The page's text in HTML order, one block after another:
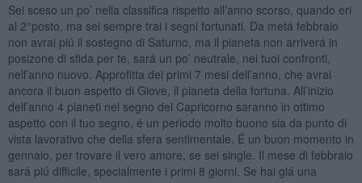
Sei sceso un po’ nella classifica rispetto all’anno scorso, quando eri
al 2°posto, ma sei sempre trai i segni fortunati. Da metá febbraio
non avrai piú il sostegno di Saturno, ma il pianeta non arriverá in
posizone di sfida per te, sará un po’ neutrale, nei tuoi confronti,
nell’anno nuovo. Approfitta dei primi 7 mesi dell’anno, che avrai
ancora il buon aspetto di Giove, il pianeta della fortuna. All’inizio
dell’anno 4 pianeti nel segno del Capricorno saranno in ottimo
aspetto con il tuo segno, é un periodo molto buono sia da punto di
vista lavorativo che della sfera sentimentale. É un buon momento in
gennaio, per trovare il vero amore, se sei single. Il mese di febbraio
sará piú difficile, specialmente i primi 8 giorni. Se hai giá una